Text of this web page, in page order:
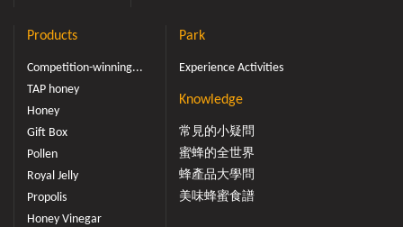
Products
Competition-winning...
TAP honey
Honey
Gift Box
Pollen
Royal Jelly
Propolis
Honey Vinegar
Park
Experience Activities
Knowledge
常見的小疑問
蜜蜂的全世界
蜂產品大學問
美味蜂蜜食譜